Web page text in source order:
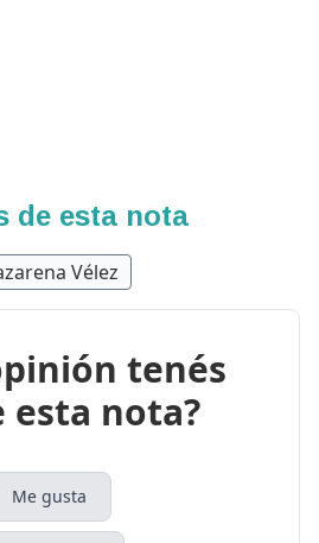
de esta nota
Vélez
tenés
esta nota?
Me gusta